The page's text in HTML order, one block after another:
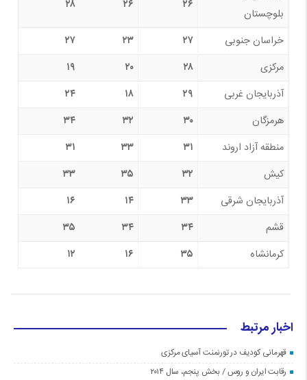
بلوچستان
۲۶ ۲۶ ۲۸
خراسان جنوبی ۲۷ ۲۳
۲۷
مرکزی
۲۸ ۲۰
۱۹
آذربایجان غربی
۲۹ ۱۸
۲۴
هرمزگان
۳۰ ۳۲
۳۴
منطقه آزاد اروند
۳۱ ۳۳
۳۱
کیش
۳۲ ۳۵
۳۳
آذربایجان شرقی
۳۳ ۱۴
۱۶
قشم
۳۴ ۳۴
۳۵
کرمانشاه
۳۵ ۱۶ ۱۲
اخبار مرتبط
قهرمانی کودیف در تورنمنت آسیای مرکزی
رقابت ایران و روس / بخش پنجم، سال ۲۰۱۴